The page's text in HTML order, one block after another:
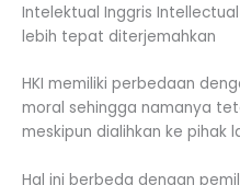
Intelektual Inggris
lebih tepat diterjemahkan
HKI memiliki perbedaan
moral sehingga namanya
meskipun dialihkan ke pihak
Hal ini berbeda dengan